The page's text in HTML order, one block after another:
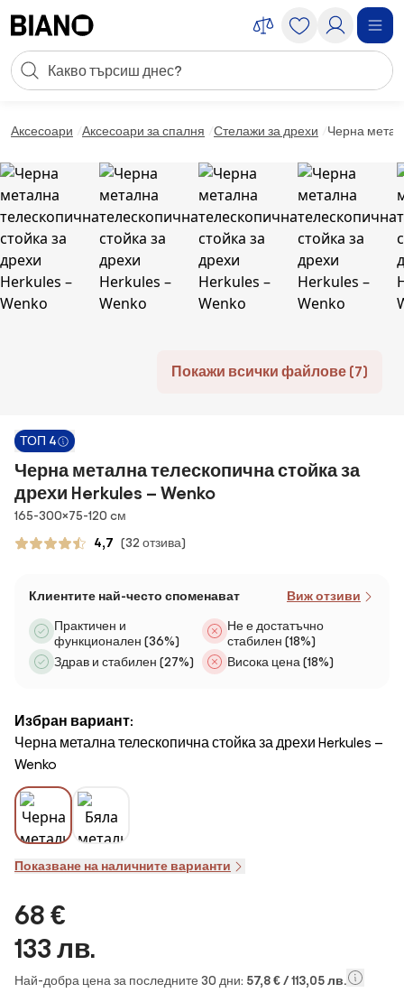
Търсене
Аксесоари Аксесоари за спалня Стелажи за дрехи Черна
Покажи всички файлове (7)
ТОП 4
Черна метална телескопична стойка за
дрехи Herkules – Wenko
Размери
165-300×75-120 cм
4,7 (32 отзива)
Клиентите най-често споменават Виж отзиви
Практичен и
функционален (36%)
Здрав и стабилен (27%)
Не е достатъчно
стабилен (18%)
Висока цена (18%)
Избран вариант:
Черна метална телескопична стойка за дрехи Herkules –
Wenko
Показване на наличните варианти
68 €
133 лв.
Най-добра цена за последните 30 дни: 57,8 € / 113,05 лв.